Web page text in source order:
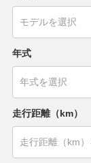
年式
走行距離（km）